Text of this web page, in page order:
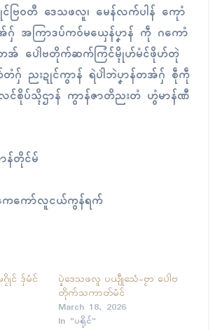
ဗြဝတဳ ဒေသဖလူ၊ မေန်လက်ပါန် ကေုာံ
အကြာဒပ်ကဝ်မယှေန်ပၞာန် ကဵု ဂကောံ
အ် ပေါဲဗတိုက်ဆက်ကြံၚ်မ္ၚိုဟ်မံၚ်ဖိုဟ်တုဲ
ဂှ် ညးဍုၚ်ကွာန် ရဲပါဲဘဲပၞာန်တအ်ဂှ် စဵုကဵု
ပ်သ္ၚိဌာန် ကွာန်ဇာတိညးတံ ဟွံမာန်ဏီ
န်တိုၚ်မ်
ေကော်လူငယ်ကွန်ရက်
ပ္ဍဲဒေသဖလူ ပယျဵုသေံ-ဗၟာ ပေါဲဗ
တိုက်သကာတ်မံၚ်
March 18, 2026
In "ပရိုၚ်"